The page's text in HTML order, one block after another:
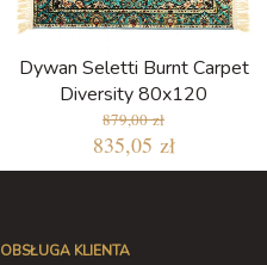
Dywan Seletti Burnt Carpet
Diversity 80x120
879,00 zł
835,05 zł
OBSŁUGA KLIENTA